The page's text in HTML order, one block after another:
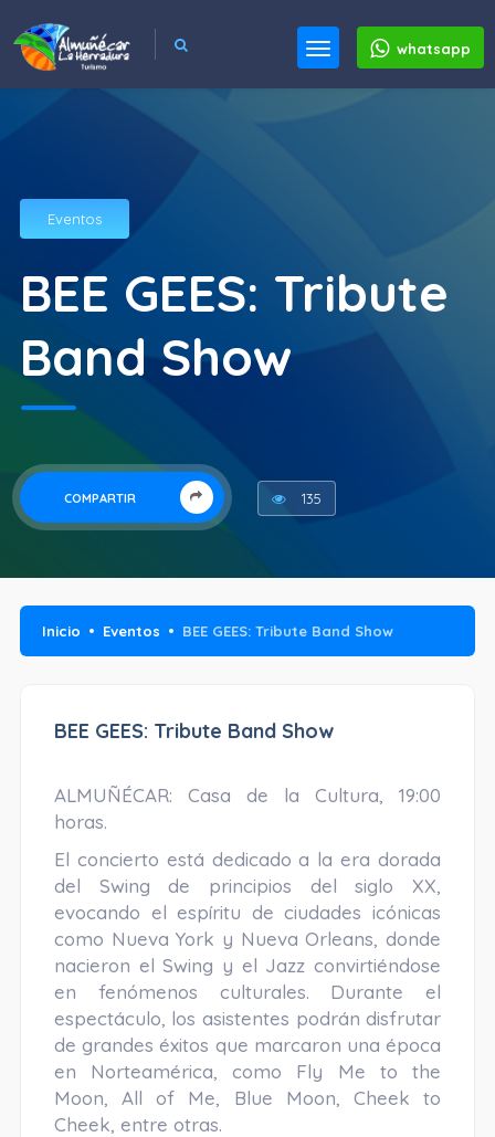
whatsapp
Eventos
BEE GEES: Tribute
Band Show
COMPARTIR 135
Inicio Eventos BEE GEES: Tribute Band Show
BEE GEES: Tribute Band Show
ALMUÑÉCAR: Casa de la Cultura, 19:00
horas.
El concierto está dedicado a la era dorada
del Swing de principios del siglo XX,
evocando el espíritu de ciudades icónicas
como Nueva York y Nueva Orleans, donde
nacieron el Swing y el Jazz convirtiéndose
en fenómenos culturales. Durante el
espectáculo, los asistentes podrán disfrutar
de grandes éxitos que marcaron una época
en Norteamérica, como Fly Me to the
Moon, All of Me, Blue Moon, Cheek to
Cheek, entre otras.